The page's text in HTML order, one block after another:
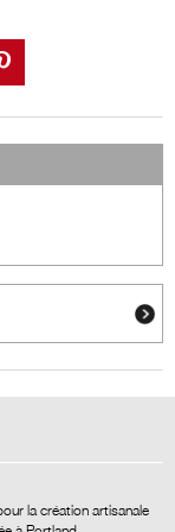
la création artisanale